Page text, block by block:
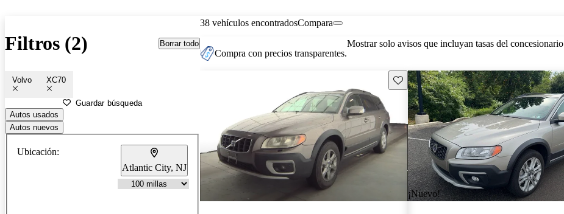
Filtros (2) Borrar todo
Volvo XC70
Guardar búsqueda
Autos usados
Autos nuevos
Ubicación:
Atlantic City, NJ
38 vehículos encontradosCompara
Compra con precios transparentes.
Mostrar solo avisos que incluyan tasas del concesionario
Guarda este Aviso
¡Nuevo!